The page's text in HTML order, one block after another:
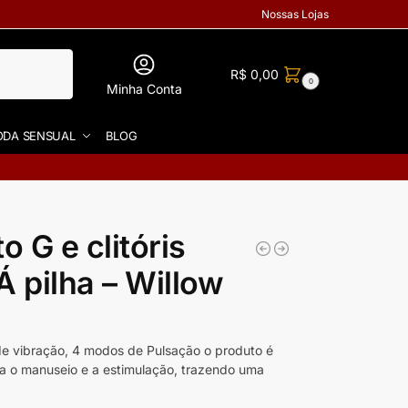
Nossas Lojas
Minha Conta
R$ 0,00 0
SENSUAL BLOG
G e clitóris
pilha – Willow
vibração, 4 modos de Pulsação o produto é
manuseio e a estimulação, trazendo uma